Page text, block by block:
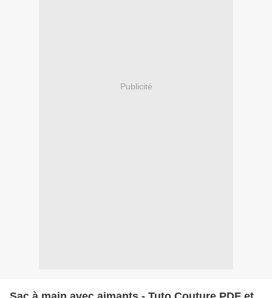
Publicité